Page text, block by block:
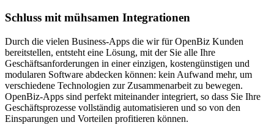
Schluss mit mühsamen Integrationen
Durch die vielen Business-Apps die wir für OpenBiz Kunden
bereitstellen, entsteht eine Lösung, mit der Sie alle Ihre
Geschäftsanforderungen in einer einzigen, kostengünstigen und
modularen Software abdecken können: kein Aufwand mehr, um
verschiedene Technologien zur Zusammenarbeit zu bewegen.
OpenBiz-Apps sind perfekt miteinander integriert, so dass Sie Ihre
Geschäftsprozesse vollständig automatisieren und so von den
Einsparungen und Vorteilen profitieren können.